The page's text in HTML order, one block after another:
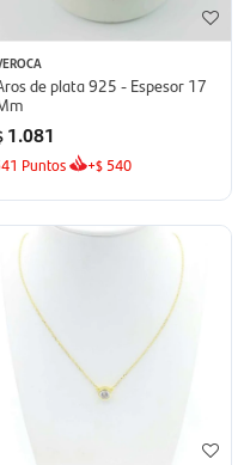
de plata 925 - Espesor 17
1.081
Puntos +$ 540